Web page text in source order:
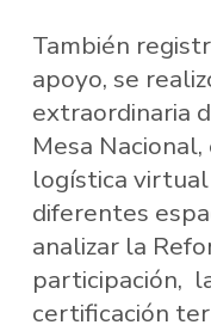
También
apoyo, se
extraordinaria
Mesa
logística
diferentes
analizar la
participación,
certificación